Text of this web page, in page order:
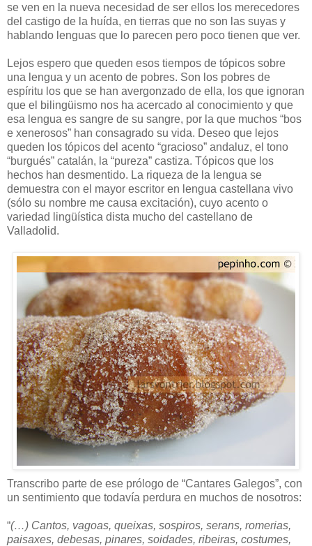
se ven en la nueva necesidad de ser ellos los merecedores
del castigo de la huída, en tierras que no son las suyas y
hablando lenguas que lo parecen pero poco tienen que ver.
Lejos espero que queden esos tiempos de tópicos sobre
una lengua y un acento de pobres. Son los pobres de
espíritu los que se han avergonzado de ella, los que ignoran
que el bilingüismo nos ha acercado al conocimiento y que
esa lengua es sangre de su sangre, por la que muchos “bos
e xenerosos” han consagrado su vida. Deseo que lejos
queden los tópicos del acento “gracioso” andaluz, el tono
“burgués” catalán, la “pureza” castiza. Tópicos que los
hechos han desmentido. La riqueza de la lengua se
demuestra con el mayor escritor en lengua castellana vivo
(sólo su nombre me causa excitación), cuyo acento o
variedad lingüística dista mucho del castellano de
Valladolid.
Transcribo parte de ese prólogo de “Cantares Galegos”, con
un sentimiento que todavía perdura en muchos de nosotros:
“(…) Cantos, vagoas, queixas, sospiros, serans, romerias,
paisaxes, debesas, pinares, soidades, ribeiras, costumes,